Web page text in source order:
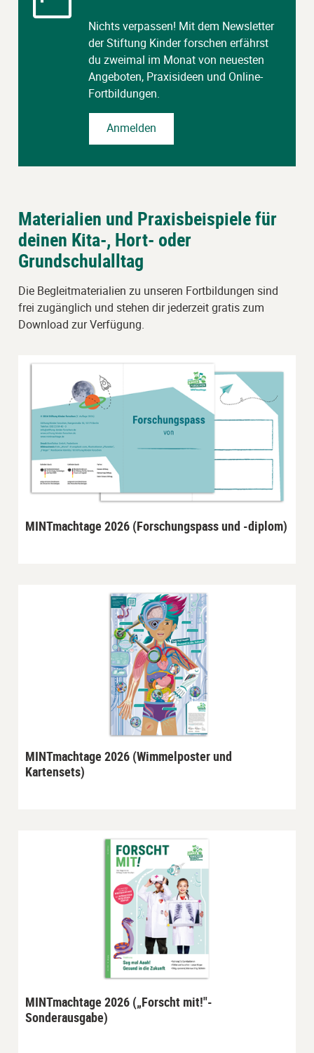
Nichts verpassen! Mit dem Newsletter
der Stiftung Kinder forschen erfährst
du zweimal im Monat von neuesten
Angeboten, Praxisideen und Online-
Fortbildungen.
Anmelden
Materialien und Praxisbeispiele für
deinen Kita-, Hort- oder
Grundschulalltag
Die Begleitmaterialien zu unseren Fortbildungen sind
frei zugänglich und stehen dir jederzeit gratis zum
Download zur Verfügung.
MINTmachtage 2026 (Forschungspass und -diplom)
MINTmachtage 2026 (Wimmelposter und
Kartensets)
MINTmachtage 2026 („Forscht mit!"-
Sonderausgabe)